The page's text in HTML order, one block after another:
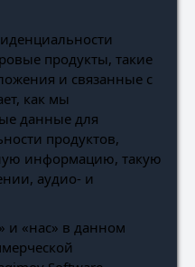
продукты, такие
и связанные с
как мы
данные для
продуктов,
информацию, такую
аудио- и
и «нас» в данном